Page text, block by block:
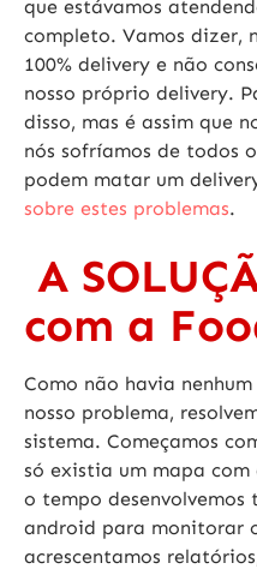
que estávamos
completo. Vamos dizer,
100% delivery e não
nosso próprio delivery.
disso, mas é assim que
nós sofríamos de todos
podem matar um
sobre estes problemas.
A
com a
Como não havia
nosso problema,
sistema. Começamos
só existia um mapa
o tempo
android para monitorar
acrescentamos